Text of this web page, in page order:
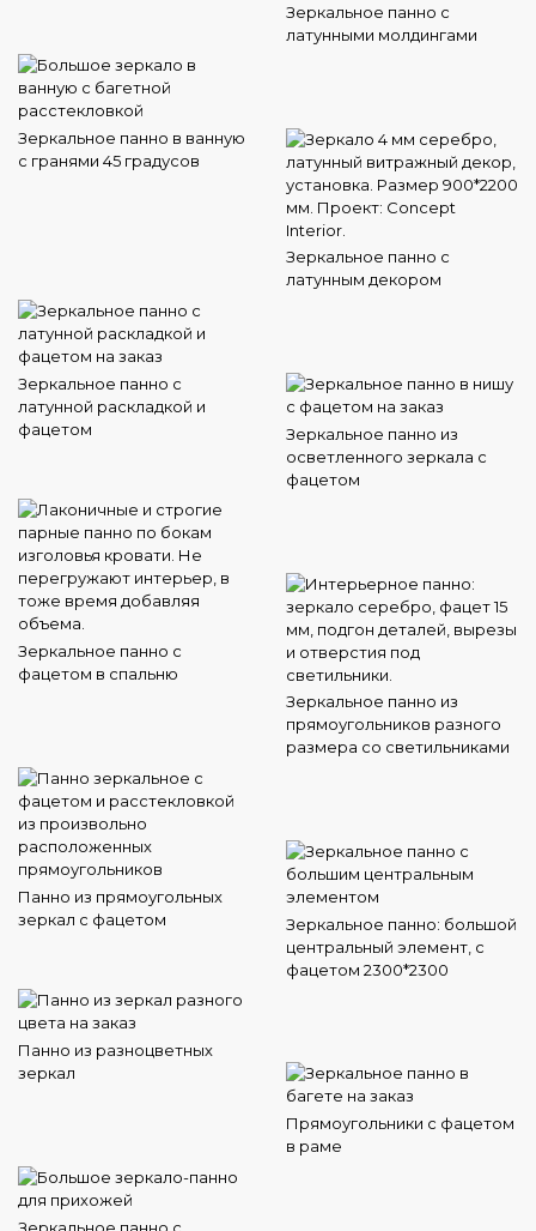
Зеркальное панно с
латунными молдингами
Зеркальное панно в ванную
с гранями 45 градусов
Зеркальное панно с
латунным декором
Зеркальное панно с
латунной раскладкой и
фацетом
Зеркальное панно из
осветленного зеркала с
фацетом
Зеркальное панно с
фацетом в спальню
Зеркальное панно из
прямоугольников разного
размера со светильниками
Панно из прямоугольных
зеркал с фацетом
Зеркальное панно: большой
центральный элемент, с
фацетом 2300*2300
Панно из разноцветных
зеркал
Прямоугольники с фацетом
в раме
Зеркальное панно с